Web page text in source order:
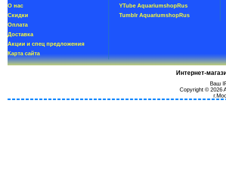
О нас
Скидки
Oплатa
Доставка
Акции и спец предложения
Карта сайта
YTube AquariumshopRus
Tumblr AquariumshopRus
Интернет-
Ваш
Copyright © 2026